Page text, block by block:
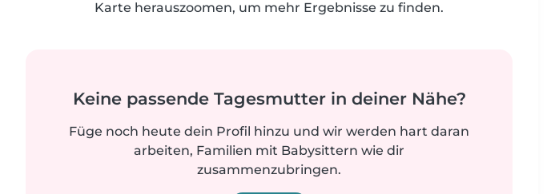
Karte herauszoomen, um mehr Ergebnisse zu finden.
Keine passende Tagesmutter in deiner Nähe?
Füge noch heute dein Profil hinzu und wir werden hart daran
arbeiten, Familien mit Babysittern wie dir
zusammenzubringen.